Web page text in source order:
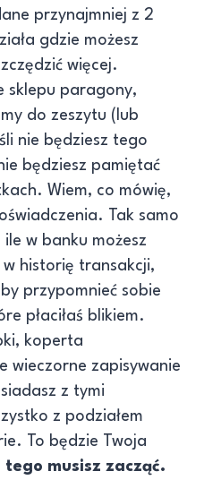
przynajmniej z 2
gdzie możesz
więcej.
sklepu paragony,
do zeszytu (lub
nie będziesz tego
będziesz pamiętać
Wiem, co mówię,
Tak samo
w banku możesz
w historię transakcji,
przypomnieć sobie
płaciłaś blikiem.
koperta
wieczorne zapisywanie
z tymi
z podziałem
To będzie Twoja
tego musisz zacząć.